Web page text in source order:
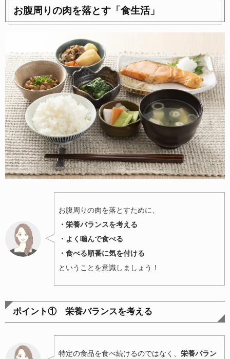
お腹周りの肉を落とす「食生活」
お腹周りの肉を落とすために、
・栄養バランスを考える
・よく噛んで食べる
・食べる順番に気を付ける
ということを意識しましょう！
ポイント① 栄養バランスを考える
特定の食品を食べ続けるのではなく、 栄養バラン